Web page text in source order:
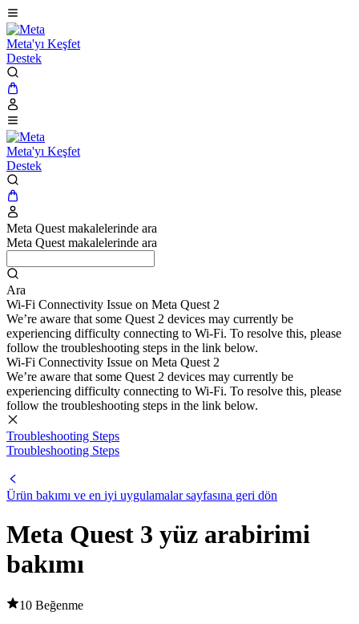
Meta'yı Keşfet
Destek
Meta'yı Keşfet
Destek
Meta Quest makalelerinde ara
Meta Quest makalelerinde ara
Ara
Wi-Fi Connectivity Issue on Meta Quest 2
We’re aware that some Quest 2 devices may currently be
experiencing difficulty connecting to Wi-Fi. To resolve this, please
follow the troubleshooting steps in the link below.
Wi-Fi Connectivity Issue on Meta Quest 2
We’re aware that some Quest 2 devices may currently be
experiencing difficulty connecting to Wi-Fi. To resolve this, please
follow the troubleshooting steps in the link below.
Troubleshooting Steps
Troubleshooting Steps
Ürün bakımı ve en iyi uygulamalar sayfasına geri dön
Meta Quest 3 yüz arabirimi
bakımı
10 Beğenme